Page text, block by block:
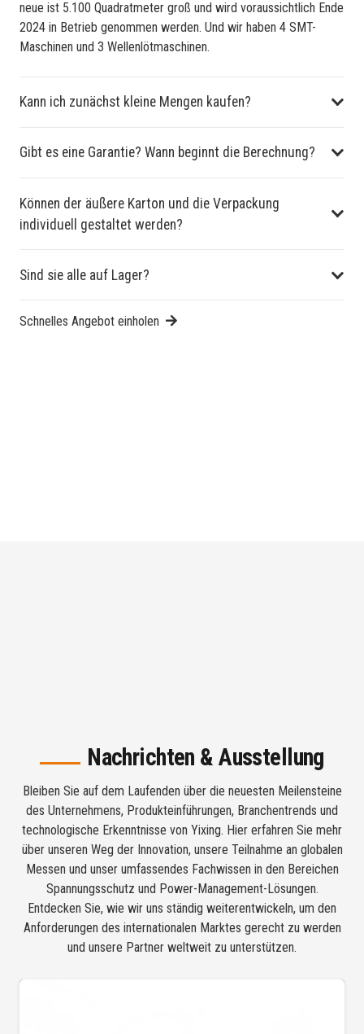
neue ist 5.100 Quadratmeter groß und wird voraussichtlich Ende
2024 in Betrieb genommen werden. Und wir haben 4 SMT-
Maschinen und 3 Wellenlötmaschinen.
Kann ich zunächst kleine Mengen kaufen?
Gibt es eine Garantie? Wann beginnt die Berechnung?
Können der äußere Karton und die Verpackung
individuell gestaltet werden?
Sind sie alle auf Lager?
Schnelles Angebot einholen
Nachrichten & Ausstellung
Bleiben Sie auf dem Laufenden über die neuesten Meilensteine
des Unternehmens, Produkteinführungen, Branchentrends und
technologische Erkenntnisse von Yixing. Hier erfahren Sie mehr
über unseren Weg der Innovation, unsere Teilnahme an globalen
Messen und unser umfassendes Fachwissen in den Bereichen
Spannungsschutz und Power-Management-Lösungen.
Entdecken Sie, wie wir uns ständig weiterentwickeln, um den
Anforderungen des internationalen Marktes gerecht zu werden
und unsere Partner weltweit zu unterstützen.